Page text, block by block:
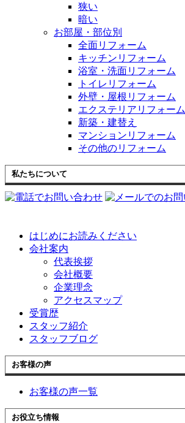
狭い
暗い
お部屋・部位別
全面リフォーム
キッチンリフォーム
浴室・洗面リフォーム
トイレリフォーム
外壁・屋根リフォーム
エクステリアリフォーム
新築・建替え
マンションリフォーム
その他のリフォーム
私たちについて
はじめにお読みください
会社案内
代表挨拶
会社概要
企業理念
アクセスマップ
受賞歴
スタッフ紹介
スタッフブログ
お客様の声
お客様の声一覧
お役立ち情報